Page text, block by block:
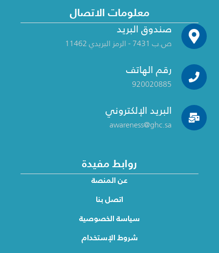
روابط مفيدة
عن المنصة
اتصل بنا
سياسة الخصوصية
شروط الإستخدام
معلومات الاتصال
صندوق البريد
ص.ب 7431 - الرمز البريدي 11462
رقم الهاتف
920020885
البريد الإلكتروني
awareness@ghc.sa